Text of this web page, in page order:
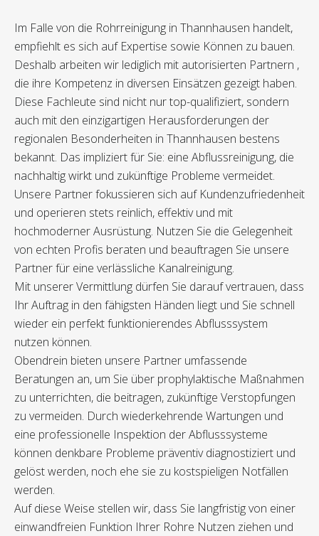
Im Falle von die Rohrreinigung in Thannhausen handelt,
empfiehlt es sich auf Expertise sowie Können zu bauen.
Deshalb arbeiten wir lediglich mit autorisierten Partnern ,
die ihre Kompetenz in diversen Einsätzen gezeigt haben.
Diese Fachleute sind nicht nur top-qualifiziert, sondern
auch mit den einzigartigen Herausforderungen der
regionalen Besonderheiten in Thannhausen bestens
bekannt. Das impliziert für Sie: eine Abflussreinigung, die
nachhaltig wirkt und zukünftige Probleme vermeidet.
Unsere Partner fokussieren sich auf Kundenzufriedenheit
und operieren stets reinlich, effektiv und mit
hochmoderner Ausrüstung. Nutzen Sie die Gelegenheit
von echten Profis beraten und beauftragen Sie unsere
Partner für eine verlässliche Kanalreinigung.
Mit unserer Vermittlung dürfen Sie darauf vertrauen, dass
Ihr Auftrag in den fähigsten Händen liegt und Sie schnell
wieder ein perfekt funktionierendes Abflusssystem
nutzen können.
Obendrein bieten unsere Partner umfassende
Beratungen an, um Sie über prophylaktische Maßnahmen
zu unterrichten, die beitragen, zukünftige Verstopfungen
zu vermeiden. Durch wiederkehrende Wartungen und
eine professionelle Inspektion der Abflusssysteme
können denkbare Probleme präventiv diagnostiziert und
gelöst werden, noch ehe sie zu kostspieligen Notfällen
werden.
Auf diese Weise stellen wir, dass Sie langfristig von einer
einwandfreien Funktion Ihrer Rohre Nutzen ziehen und